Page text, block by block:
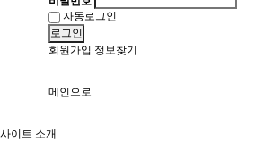
자동로그인
로그인
회원가입 정보찾기
메인으로
사이트 소개